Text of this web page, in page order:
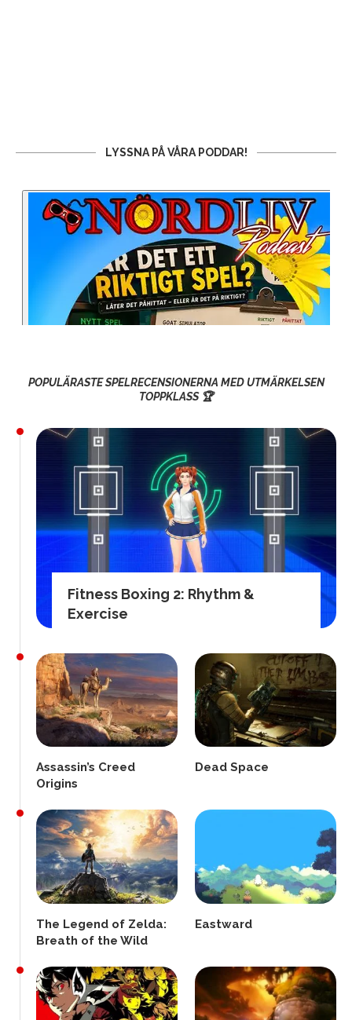
LYSSNA PÅ VÅRA PODDAR!
POPULÄRASTE SPELRECENSIONERNA MED UTMÄRKELSEN
TOPPKLASS 🏆
Fitness Boxing 2: Rhythm &
Exercise
Assassin’s Creed
Origins
Dead Space
The Legend of Zelda:
Breath of the Wild
Eastward